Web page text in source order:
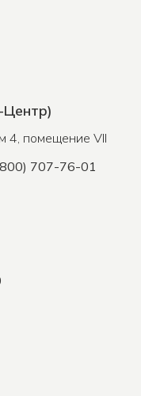
Центр)
4, помещение VII
707-76-01